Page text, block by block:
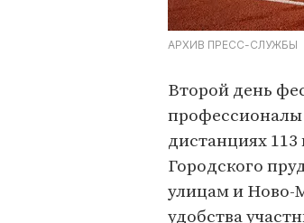
АРХИВ ПРЕСС-СЛУЖБЫ
Второй день
профессионалы
дистанциях 113
Городского
улицам и Ново-
удобства